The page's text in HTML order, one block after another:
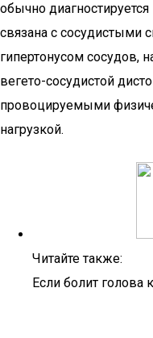
обычно
связана с сосудистыми
гипертонусом сосудов,
вегето-сосудистой
провоцируемыми
нагрузкой.
Читайте также:
Если болит голова